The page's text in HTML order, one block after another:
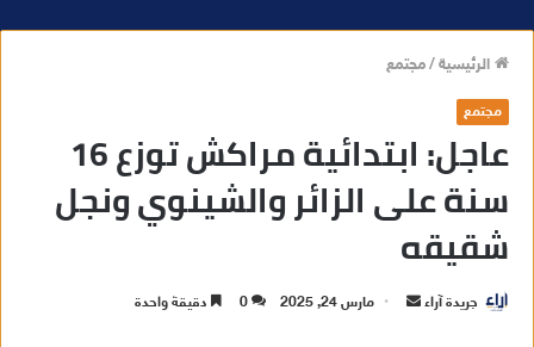
الرئيسية/مجتمع
مجتمع
عاجل: ابتدائية مراكش توزع 16
سنة على الزائر والشينوي ونجل
شقيقه
جريدة آراء مارس 24, 2025 0 دقيقة واحدة